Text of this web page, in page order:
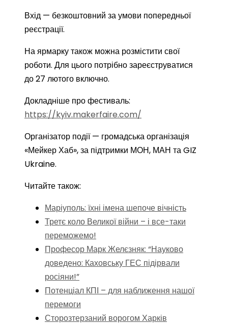
Вхід — безкоштовний за умови попередньої
реєстрації.
На ярмарку також можна розмістити свої
роботи. Для цього потрібно зареєструватися
до 27 лютого включно.
Докладніше про фестиваль:
https://kyiv.makerfaire.com/
Організатор події — громадська організація
«Мейкер Хаб», за підтримки МОН, МАН та GIZ
Ukraine.
Читайте також:
Маріуполь: їхні імена шепоче вічність
Третє коло Великої війни – і все-таки
переможемо!
Професор Марк Желєзняк: “Науково
доведено: Каховську ГЕС підірвали
росіяни!”
Потенціал КПІ – для наближення нашої
перемоги
Сторозтерзаний ворогом Харків